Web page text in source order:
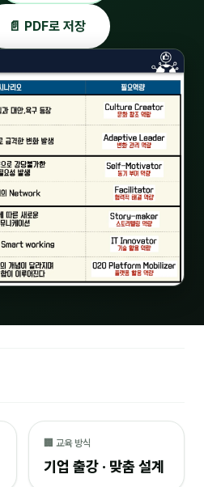
13
8
10
15
📄 PDF로 저장
🏢 교육 방식
기업 출강 · 맞춤 설계